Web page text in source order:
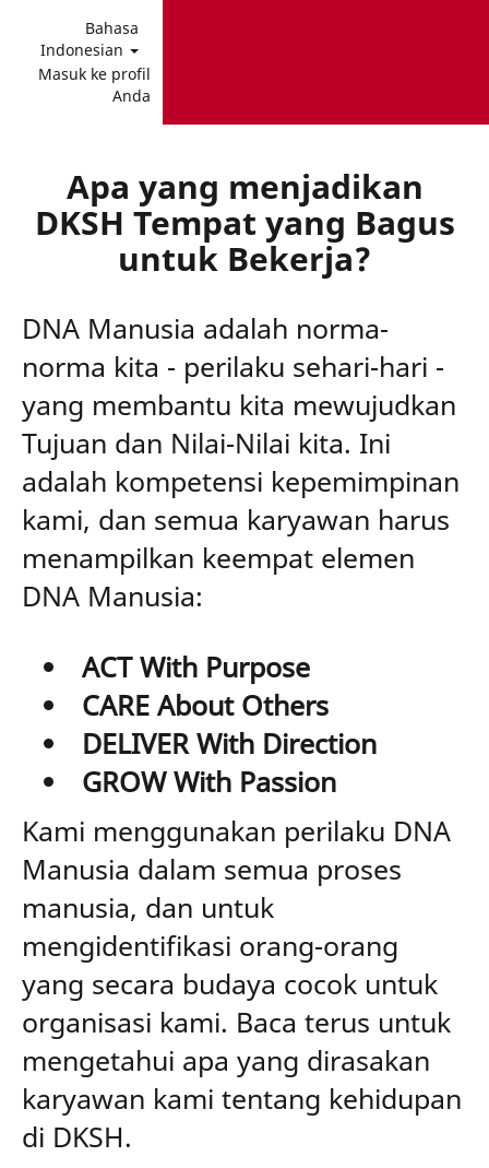
Bahasa
Indonesian
Masuk ke profil
Anda
Apa yang menjadikan
DKSH Tempat yang Bagus
untuk Bekerja?
DNA Manusia adalah norma-
norma kita - perilaku sehari-hari -
yang membantu kita mewujudkan
Tujuan dan Nilai-Nilai kita. Ini
adalah kompetensi kepemimpinan
kami, dan semua karyawan harus
menampilkan keempat elemen
DNA Manusia:
ACT With Purpose
CARE About Others
DELIVER With Direction
GROW With Passion
Kami menggunakan perilaku DNA
Manusia dalam semua proses
manusia, dan untuk
mengidentifikasi orang-orang
yang secara budaya cocok untuk
organisasi kami. Baca terus untuk
mengetahui apa yang dirasakan
karyawan kami tentang kehidupan
di DKSH.